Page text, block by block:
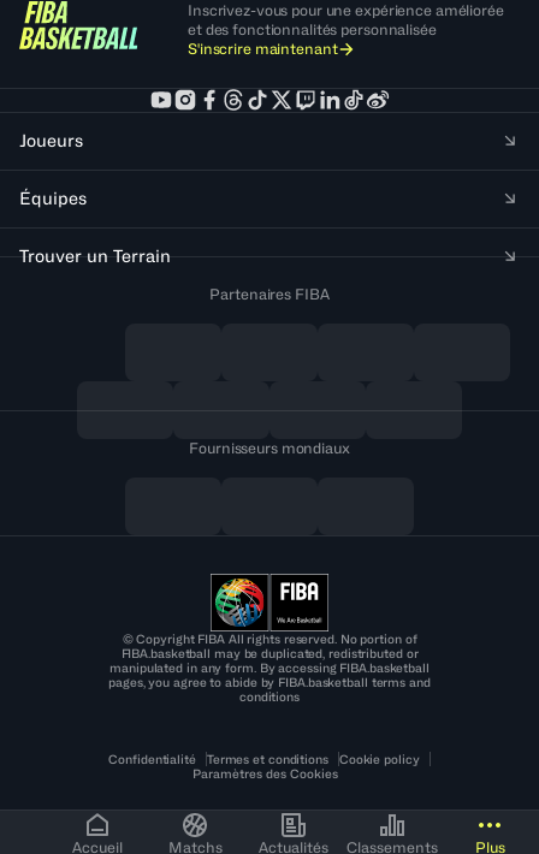
Accueil Matchs Actualités Classements Plus
Inscrivez-vous pour une expérience améliorée
et des fonctionnalités personnalisée
S'inscrire maintenant
Joueurs
Équipes
Trouver un Terrain
Partenaires FIBA
Fournisseurs mondiaux
© Copyright FIBA All rights reserved. No portion of
FIBA.basketball may be duplicated, redistributed or
manipulated in any form. By accessing FIBA.basketball
pages, you agree to abide by FIBA.basketball terms and
conditions
Confidentialité Termes et conditions
Cookie policy
Paramètres des Cookies